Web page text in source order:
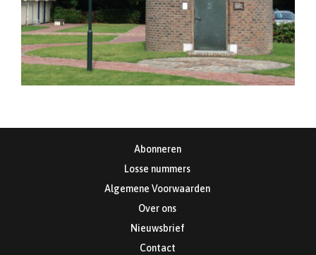
Abonneren
Losse nummers
Algemene Voorwaarden
Over ons
Nieuwsbrief
Contact